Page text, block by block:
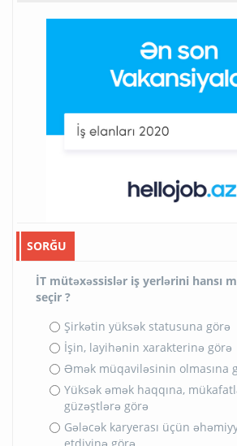
SORĞU
İT mütəxəssislər iş yerlərini hansı
seçir ?
Şirkətin yüksək statusuna görə
İşin, layihənin xarakterinə görə
Əmək müqaviləsinin olmasına
Yüksək əmək haqqına,
güzəştlərə görə
Gələcək karyerası üçün